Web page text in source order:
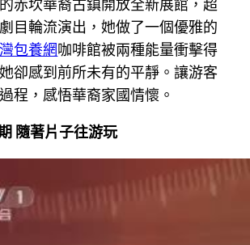
赤坎華裔古鎮開放全新展館，超
目輪流演出，她做了一個優雅的
包養網咖啡館被兩種能量衝擊得
卻感到前所未有的平靜。讓游客
程，感悟華裔家國情懷。
隨著片子往游玩